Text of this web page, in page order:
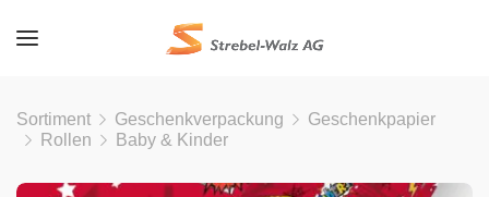
Sortiment Geschenkverpackung
Geschenkpapier
Rollen
Baby & Kinder